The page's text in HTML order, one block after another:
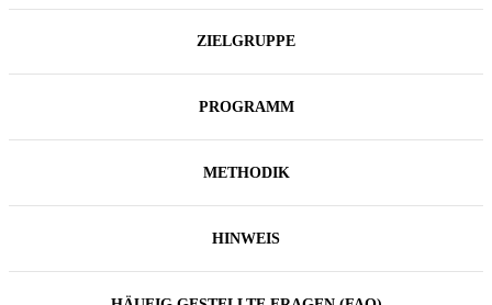
ZIELGRUPPE
PROGRAMM
METHODIK
HINWEIS